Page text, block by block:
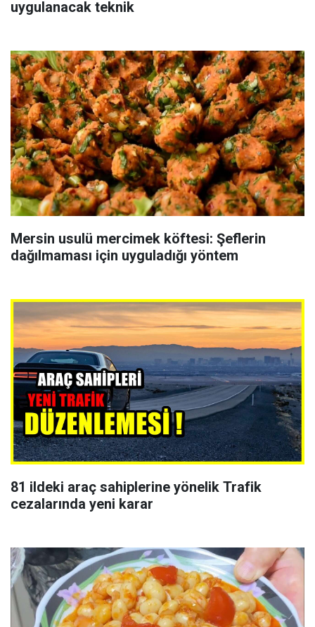
uygulanacak teknik
Mersin usulü mercimek köftesi: Şeflerin
dağılmaması için uyguladığı yöntem
81 ildeki araç sahiplerine yönelik Trafik
cezalarında yeni karar